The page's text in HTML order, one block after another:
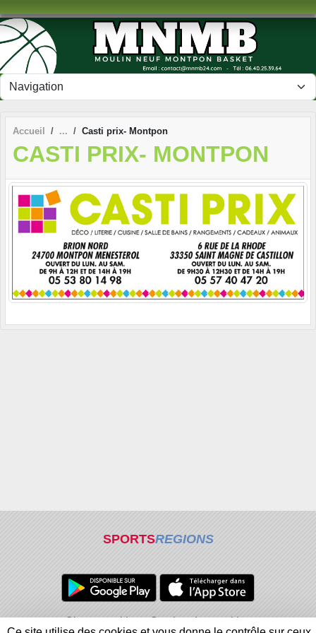
Accueil Casti prix- Montpon
CASTI PRIX- MONTPON
SPORTSREGIONS
Charte cookies
Gestion des cookies